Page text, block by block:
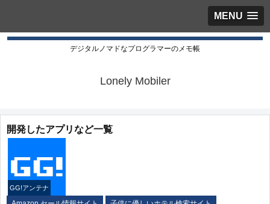
MENU
デジタルノマドなプログラマーのメモ帳
Lonely Mobiler
開発したアプリなど一覧
GG!アンテナ